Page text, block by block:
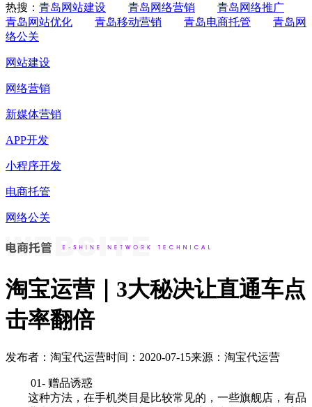
热搜： 青岛网站建设 青岛网络营销
青岛网络推广
青岛网站优化
青岛移动营销 青岛电商托管
青岛网
络公关
网站建设
网络营销
新媒体营销
APP开发
小程序开发
电商托管
网络公关
淘宝运营｜3大秘决让直通车点
击率翻倍
发布者：淘宝代运营时间：2020-07-15来源：淘宝代运营
01- 赠品诱惑
这种方法，在手机类目是比较常见的，一些旗舰店，有品